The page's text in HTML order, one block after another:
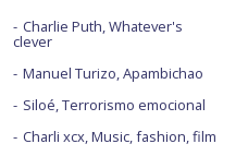
Charlie Puth, Whatever's
clever
Manuel Turizo, Apambichao
Siloé, Terrorismo emocional
Charli xcx, Music, fashion, film